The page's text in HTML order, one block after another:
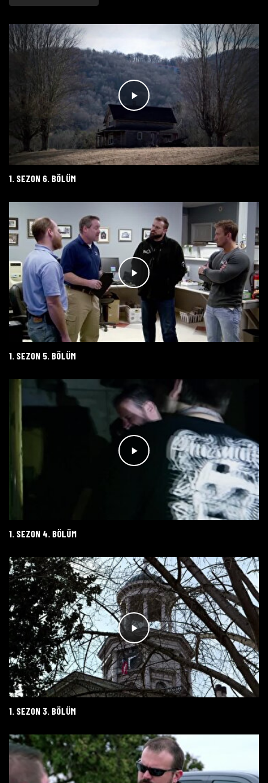
1. SEZON 6. BÖLÜM
1. SEZON 5. BÖLÜM
1. SEZON 4. BÖLÜM
1. SEZON 3. BÖLÜM